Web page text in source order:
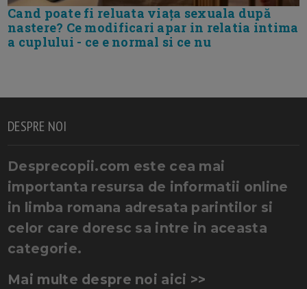
Cand poate fi reluata viața sexuala după
nastere? Ce modificari apar in relatia intima
a cuplului - ce e normal si ce nu
DESPRE NOI
Desprecopii.com este cea mai
importanta resursa de informatii online
in limba romana adresata parintilor si
celor care doresc sa intre in aceasta
categorie.
Mai multe despre noi aici >>